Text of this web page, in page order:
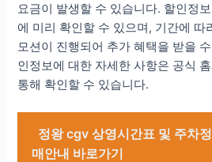
요금이 발생할 수 있습니다. 할인정
에 미리 확인할 수 있으며, 기간에 따
모션이 진행되어 추가 혜택을 받을
인정보에 대한 자세한 사항은 공식
통해 확인할 수 있습니다.
정왕 cgv 상영시간표 및 주차
매안내 바로가기